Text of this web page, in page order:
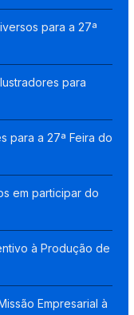
para a 27ª
para
para a 27ª Feira do
em participar do
à Produção de
Empresarial à